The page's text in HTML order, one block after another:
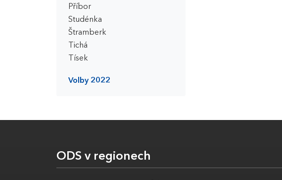
Příbor
Studénka
Štramberk
Tichá
Tísek
Volby 2022
ODS v regionech